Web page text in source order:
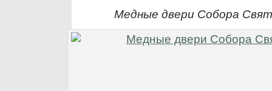
Медные двери Собора